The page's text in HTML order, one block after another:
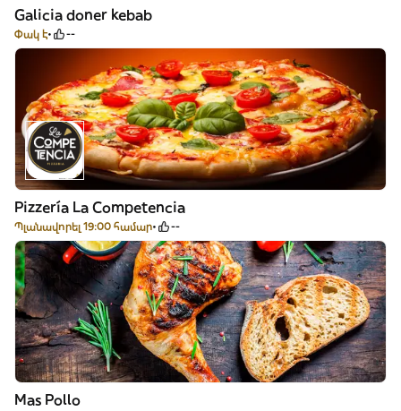
Galicia doner kebab
Փակ է --
Pizzería La Competencia
Պլանավորել 19:00 համար --
Mas Pollo